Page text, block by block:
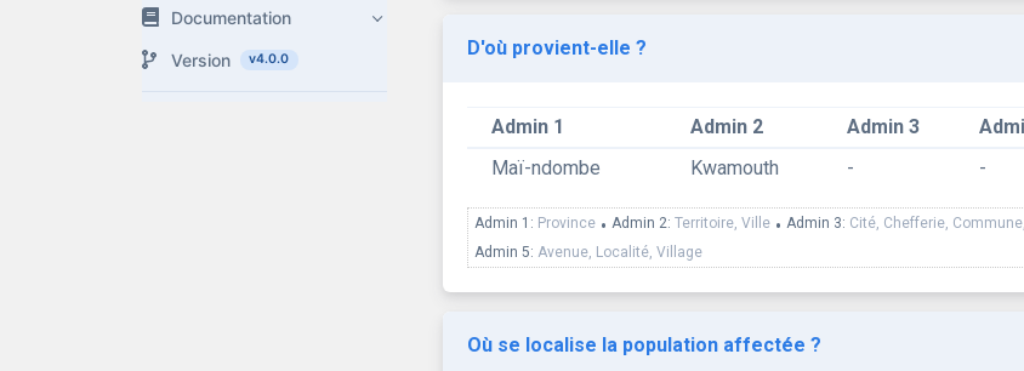
Documentation
Version v4.0.0 D'où provient-elle ?
Admin 1 Admin 2 Admin 3
Maï-ndombe
Kwamouth - -
Admin 1: Province • Admin 2: Territoire, Ville • Admin 3: Cité, Chefferie,
Admin 5: Avenue, Localité, Village
Où se localise la population affectée ?